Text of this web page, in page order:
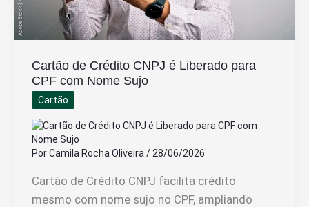
Cartão de Crédito CNPJ é Liberado para
CPF com Nome Sujo
Cartão
PorCamila Rocha Oliveira / 28/06/2026
Cartão de Crédito CNPJ facilita crédito
mesmo com nome sujo no CPF, ampliando